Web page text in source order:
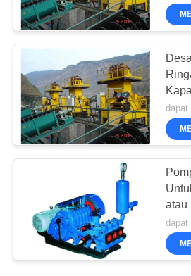
Hidrolik
latihan
Desander
dan
dapat
atau
dapat